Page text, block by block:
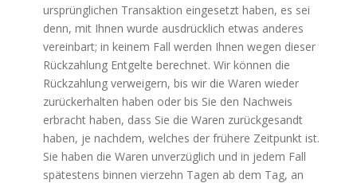
ursprünglichen Transaktion eingesetzt haben, es sei
denn, mit Ihnen wurde ausdrücklich etwas anderes
vereinbart; in keinem Fall werden Ihnen wegen dieser
Rückzahlung Entgelte berechnet. Wir können die
Rückzahlung verweigern, bis wir die Waren wieder
zurückerhalten haben oder bis Sie den Nachweis
erbracht haben, dass Sie die Waren zurückgesandt
haben, je nachdem, welches der frühere Zeitpunkt ist.
Sie haben die Waren unverzüglich und in jedem Fall
spätestens binnen vierzehn Tagen ab dem Tag, an